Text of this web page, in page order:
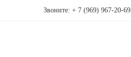
Звоните: + 7 (969) 967-20-69